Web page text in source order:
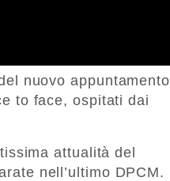
nuovo appuntamento
to face, ospitati dai
attualità del
nell’ultimo DPCM.